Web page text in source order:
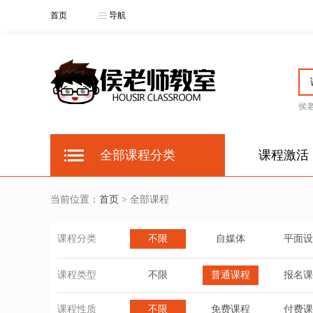
首页 导航
侯
全部课程分类 课程激活
当前位置： 首页 > 全部课程
课程分类 不限 自媒体 平面
课程类型 不限 普通课程 报名
课程性质 不限 免费课程 付费